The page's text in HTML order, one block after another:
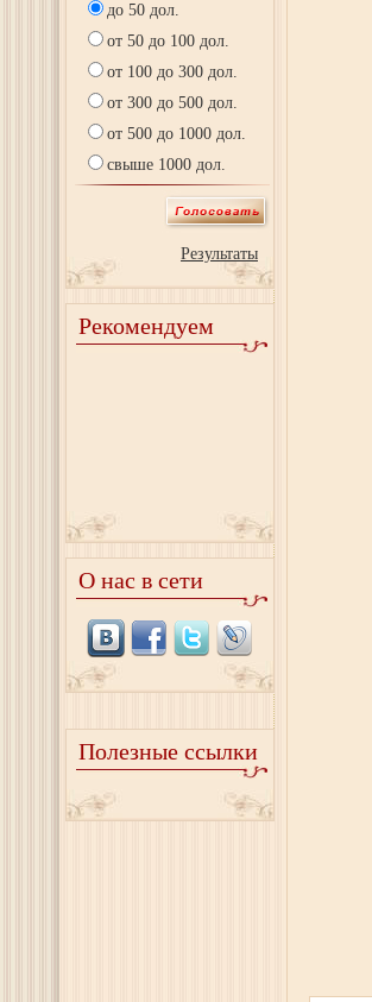
до 50 дол.
от 50 до 100 дол.
от 100 до 300 дол.
от 300 до 500 дол.
от 500 до 1000 дол.
свыше 1000 дол.
Результаты
Рекомендуем
О нас в сети
Полезные ссылки